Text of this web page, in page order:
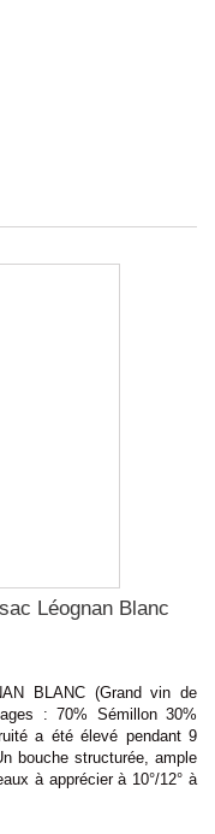
Léognan Blanc
BLANC (Grand vin de
: 70% Sémillon 30%
a été élevé pendant 9
bouche structurée, ample
à apprécier à 10°/12° à